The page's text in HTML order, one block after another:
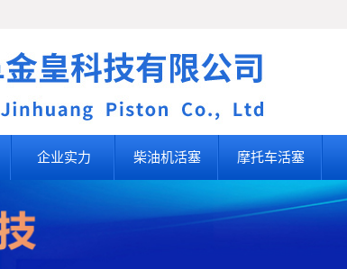
企业实力 柴油机活塞 摩托车活塞